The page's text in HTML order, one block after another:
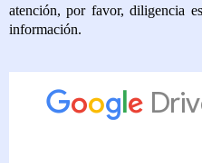
atención, por favor, diligencia
información.